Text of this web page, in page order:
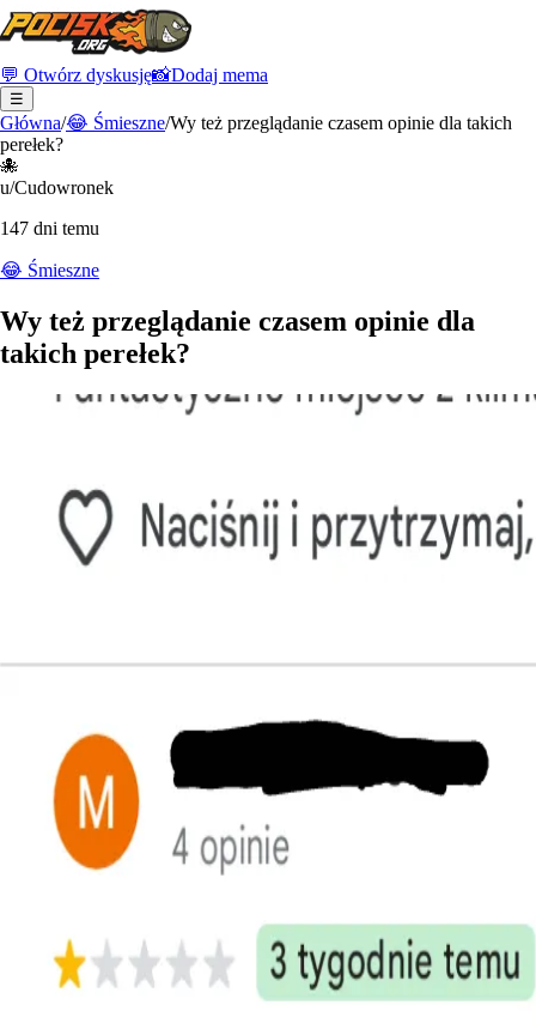
💬 Otwórz dyskusję📸Dodaj mema
☰
Główna/😂 Śmieszne/Wy też przeglądanie czasem opinie dla takich
perełek?
🐙
u/Cudowronek
147 dni temu
😂 Śmieszne
Wy też przeglądanie czasem opinie dla
takich perełek?